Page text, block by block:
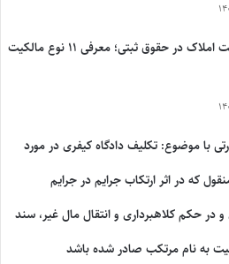
انواع مالکیت املاک در حقوق ثبتی؛ معرفی ۱۱ نوع مالکیت
با موضوع: تکلیف دادگاه کیفری در مورد
که در اثر ارتکاب جرایم در جرایم
و در حکم کلاهبرداری و انتقال مال غیر، سند
به نام مرتکب صادر شده باشد